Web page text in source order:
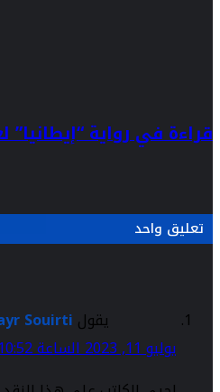
قراءة في رواية “إيطانيا”
تعليق واحد
يقول Souirti
يوليو 11, 2023 الساعة 10:52 م